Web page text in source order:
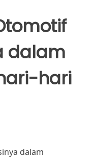
dalam
hari
dalam